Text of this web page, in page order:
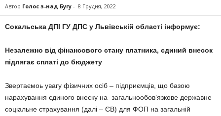
Автор Голос з-над Бугу - 8 Грудня, 2022
Сокальська ДПІ ГУ ДПС у Львівській області інформує:
Незалежно від фінансового стану платника, єдиний внесок
підлягає сплаті до бюджету
Звертаємоь увагу фізичних осіб – підприємців, що базою
нарахування єдиного внеску на загальнообов’язкове державне
соціальне страхування (далі – ЄВ) для ФОП на загальній